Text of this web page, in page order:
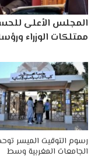
المجلس الأعلى
ممتلكات الوزراء
رسوم التوقيت الميسر
الجامعات المغربية وسط